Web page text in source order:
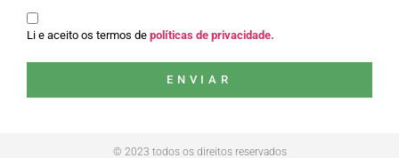
Li e aceito os termos de políticas de privacidade.
ENVIAR
© 2023 todos os direitos reservados